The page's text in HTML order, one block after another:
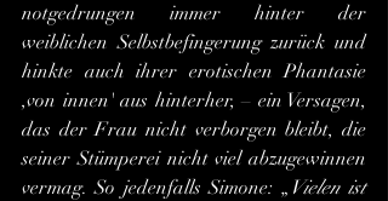
notgedrungen immer hinter der
weiblichen Selbstbefingerung zurück und
hinkte auch ihrer erotischen Phantasie
,von innen' aus hinterher, – ein Versagen,
das der Frau nicht verborgen bleibt, die
seiner Stümperei nicht viel abzugewinnen
vermag. So jedenfalls Simone: „ Vielen ist